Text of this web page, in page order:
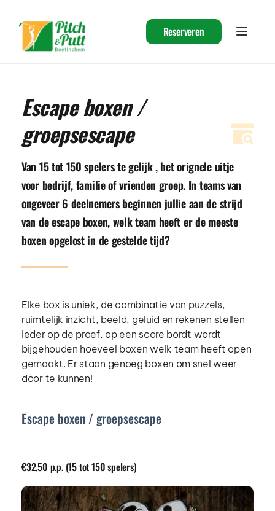
Reserveren
Escape boxen /
groepsescape
Van 15 tot 150 spelers te gelijk , het orignele uitje
voor bedrijf, familie of vrienden groep. In teams van
ongeveer 6 deelnemers beginnen jullie aan de strijd
van de escape boxen, welk team heeft er de meeste
boxen opgelost in de gestelde tijd?
Elke box is uniek, de combinatie van puzzels,
ruimtelijk inzicht, beeld, geluid en rekenen stellen
ieder op de proef, op een score bordt wordt
bijgehouden hoeveel boxen welk team heeft open
gemaakt. Er staan genoeg boxen om snel weer
door te kunnen!
Escape boxen / groepsescape
€32,50 p.p. (15 tot 150 spelers)